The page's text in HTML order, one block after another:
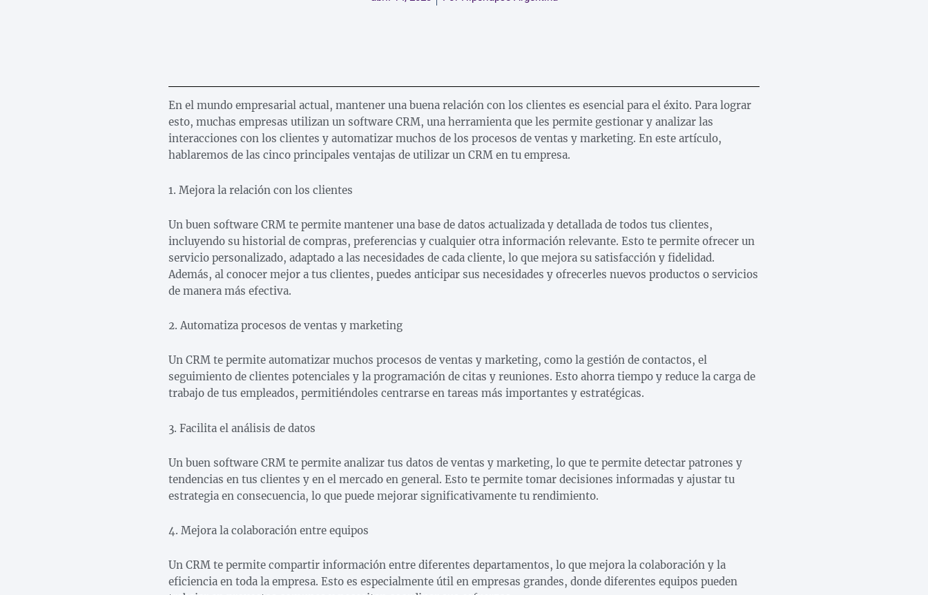
En el mundo empresarial actual, mantener una buena relación con los clientes es esencial para el éxito. Para lograr
esto, muchas empresas utilizan un software CRM, una herramienta que les permite gestionar y analizar las
interacciones con los clientes y automatizar muchos de los procesos de ventas y marketing. En este artículo,
hablaremos de las cinco principales ventajas de utilizar un CRM en tu empresa.
1. Mejora la relación con los clientes
Un buen software CRM te permite mantener una base de datos actualizada y detallada de todos tus clientes,
incluyendo su historial de compras, preferencias y cualquier otra información relevante. Esto te permite ofrecer un
servicio personalizado, adaptado a las necesidades de cada cliente, lo que mejora su satisfacción y fidelidad.
Además, al conocer mejor a tus clientes, puedes anticipar sus necesidades y ofrecerles nuevos productos o servicios
de manera más efectiva.
2. Automatiza procesos de ventas y marketing
Un CRM te permite automatizar muchos procesos de ventas y marketing, como la gestión de contactos, el
seguimiento de clientes potenciales y la programación de citas y reuniones. Esto ahorra tiempo y reduce la carga de
trabajo de tus empleados, permitiéndoles centrarse en tareas más importantes y estratégicas.
3. Facilita el análisis de datos
Un buen software CRM te permite analizar tus datos de ventas y marketing, lo que te permite detectar patrones y
tendencias en tus clientes y en el mercado en general. Esto te permite tomar decisiones informadas y ajustar tu
estrategia en consecuencia, lo que puede mejorar significativamente tu rendimiento.
4. Mejora la colaboración entre equipos
Un CRM te permite compartir información entre diferentes departamentos, lo que mejora la colaboración y la
eficiencia en toda la empresa. Esto es especialmente útil en empresas grandes, donde diferentes equipos pueden